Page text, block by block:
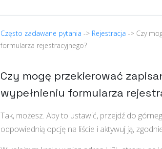
Często zadawane pytania -> Rejestracja -> Czy
formularza rejestracyjnego?
Czy mogę przekierować
wypełnieniu formularza
Tak, możesz. Aby to ustawić, przejdź do
odpowiednią opcję na liście i aktywuj ją,